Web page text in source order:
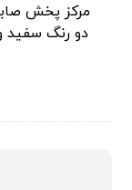
مرکز پخش
دو رنگ سفید